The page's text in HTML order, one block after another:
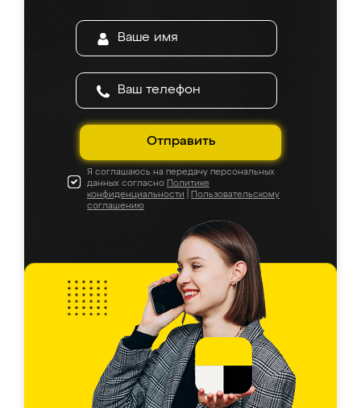
Отправить
Я соглашаюсь на передачу персональных
данных согласно Политике
конфиденциальности
Пользовательскому
соглашению